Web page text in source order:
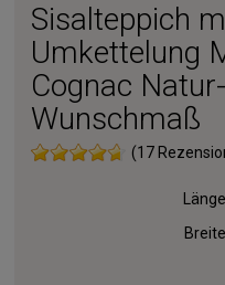
Sisalteppich
Umkettelung
Cognac
Wunschmaß
(17